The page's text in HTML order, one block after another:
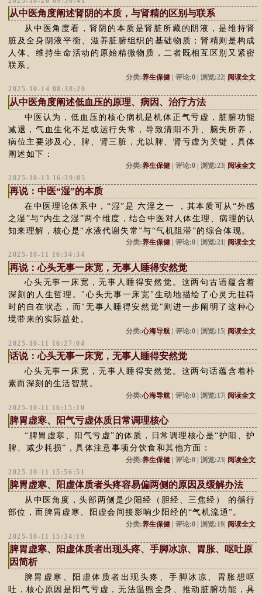
从中医角度阐述肾阴的本质，与肾精的区别与联系
从中医角度看，肾阴的本质是肾脏所藏的阴液，是维持肾
脏及全身阴液平衡、滋养脏腑组织的基础物质；肾精则是构成
人体、维持生命活动的原始精微物质，二者既相互区别又紧密
联系。
分类:养生保健| 评论:0 | 浏览:22| 阅读全文
2025-10-14 08:38:20
从中医角度阐述低血压的原理、病因、治疗方法
中医认为，低血压的核心病机是机体正气亏虚，脏腑功能
减退，气血生化不足或运行失常，导致清阳不升、脑失所养，
病位主要涉及心、脾、肾三脏，尤以脾、肾亏虚为关键，具体
阐述如下：
分类:养生保健| 评论:0 | 浏览:23| 阅读全文
2025-10-13 16:39:05
再说：中医“湿”的本质
在中医理论体系中，“湿”是 六淫之一 ，其本质可从“外感
之湿”与“内生之湿”两个维度，结合中医对人体生理、病理的认
知来理解，核心是“水液代谢失常”与“气机阻滞”的综合体现。
分类:养生保健| 评论:0 | 浏览:21| 阅读全文
2025-10-11 16:34:34
再说：心头无事一床宽，无事人睡得安然觉
心头无事一床宽，无事人睡得安然觉。这两句古语蕴含着
深刻的人生哲理。"心头无事一床宽"生动地描绘了心灵无挂碍
时的自在状态，而"无事人睡得安然觉"则进一步阐明了这种心
境带来的实际益处。
分类:心海导航| 评论:0 | 浏览:15| 阅读全文
2025-10-11 16:27:04
话说：心头无事一床宽，无事人睡得安然觉
心头无事一床宽，无事人睡得安然觉。这两句话蕴含着朴
素而深刻的生活智慧。
分类:心海导航| 评论:0 | 浏览:17| 阅读全文
2025-10-11 16:15:10
脾胃虚寒、阳气亏虚体质日常调理核心
“脾胃虚寒、阳气亏虚”的体质，日常调理核心是“护阳、护
脾、减少耗损”，具体注意事项分饮食和其他方面：
分类:养生保健| 评论:0 | 浏览:23| 阅读全文
2025-10-11 15:56:51
脾胃虚寒、阳虚体质者头疼容易偏两侧的原因及缓解办法
从中医角度，头部两侧是少阳经（胆经、三焦经） 的循行
部位，而脾胃虚寒、阳虚会间接影响少阳经的“气机流通”。
分类:养生保健| 评论:0 | 浏览:19| 阅读全文
2025-10-11 15:34:19
脾胃虚寒、阳虚体质者出现头疼、手脚冰凉、胃胀、呕吐原
因简析
脾胃虚寒、阳虚体质者出现头疼、手脚冰凉、胃胀想呕
吐，核心原因是阳气亏虚，无法温煦全身、推动脏腑功能，具